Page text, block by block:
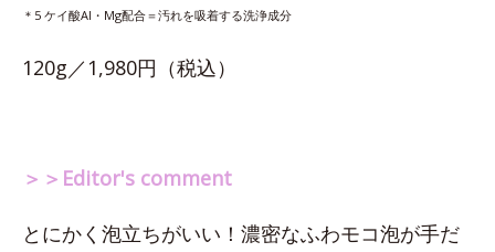
＊5 ケイ酸Al・Mg配合＝汚れを吸着する洗浄成分
120g／1,980円（税込）
＞＞Editor's comment
とにかく泡立ちがいい！濃密なふわモコ泡が手だ